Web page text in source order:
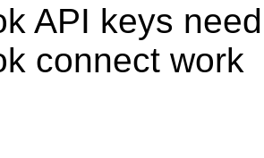
API keys
connect work